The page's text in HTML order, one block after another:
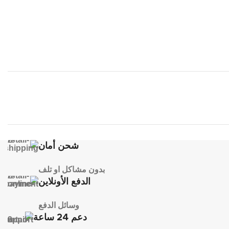
شحن أمان
بدون مشاكل او تلف
الدفع الأونلاين
وسائل الدفع
دعم 24 ساعة